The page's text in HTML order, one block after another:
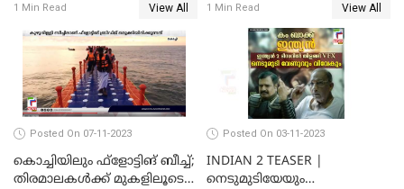
വൈറലായി വീഡിയോ
1 Min Read View All
ഓര്‍ക്കകളുടെ സ്വഭാവരീതി
1 Min Read View All
Posted On 07-11-2023
കൊച്ചിയിലും ഫ്‌ളോട്ടിങ് ബീച്ച്;
തിരമാലകള്‍ക്ക് മുകളിലൂടെ
Posted On 03-11-2023
INDIAN 2 TEASER |
നെടുമുടിയേയും